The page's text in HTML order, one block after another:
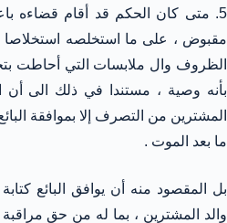
5. متى كان الحكم قد أقام قضاءه
مقبوض ، على ما استخلصه استخلاصا
الظروف وال ملابسات التي أحاطت
بأنه وصية ، مستندا في ذلك الى أن
المشترين من التصرف إلا بموافقة
ما بعد الموت .
بل المقصود منه أن يوافق البائع
والد المشترين ، بما له من حق